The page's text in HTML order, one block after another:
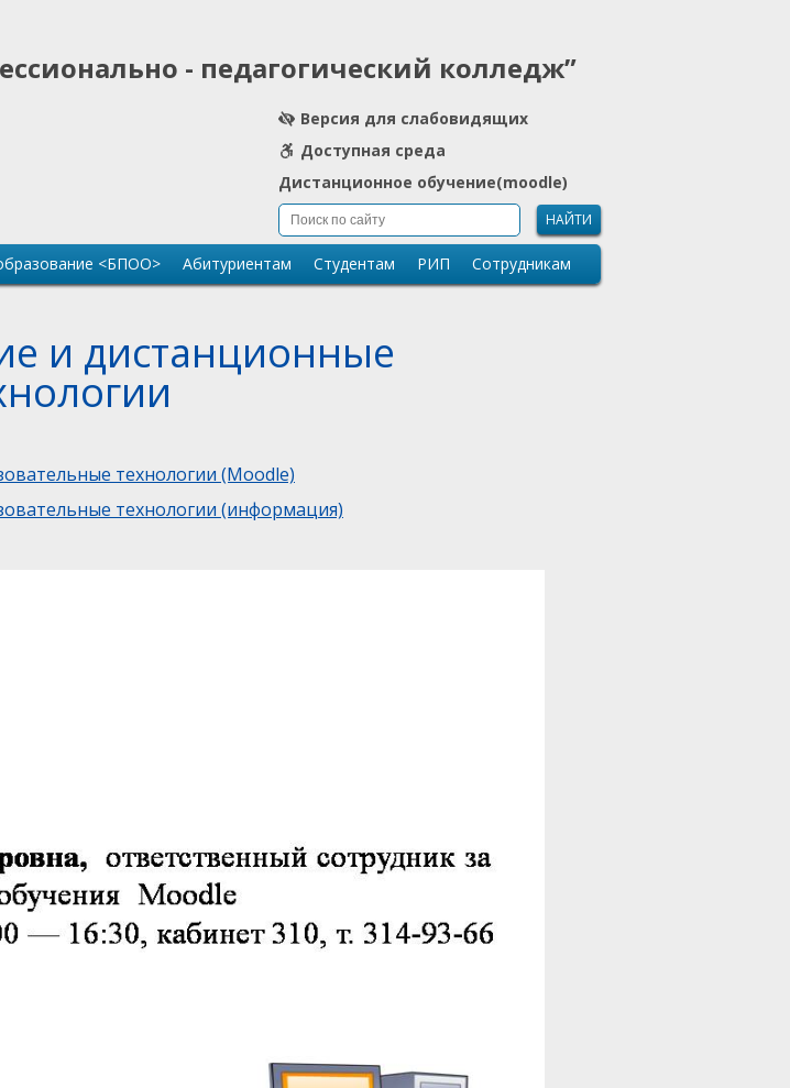
- педагогический колледж”
Версия для слабовидящих
Доступная среда
Дистанционное обучение(moodle)
НАЙТИ
<БПОО> Абитуриентам Студентам РИП Сотрудникам
и дистанционные
технологии (Moodle)
технологии (информация)